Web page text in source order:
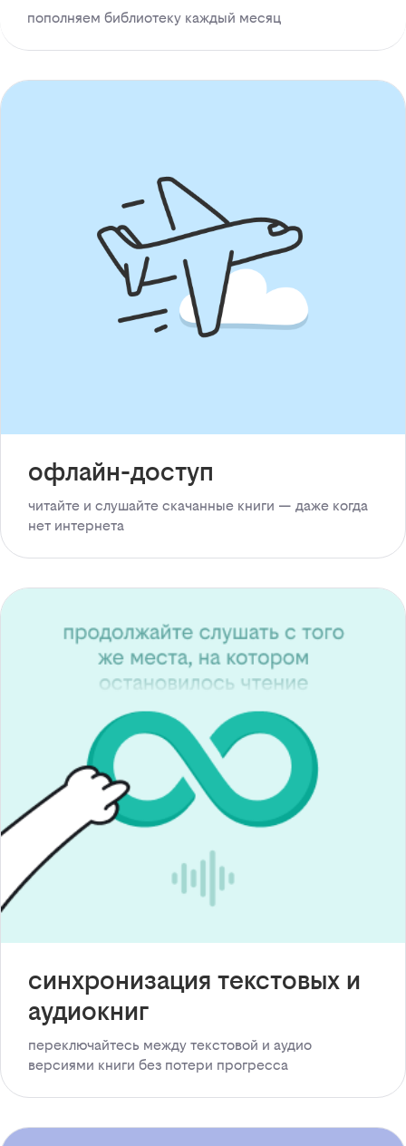
пополняем библиотеку каждый месяц
офлайн-доступ
читайте и слушайте скачанные книги — даже когда
нет интернета
синхронизация текстовых и
аудиокниг
переключайтесь между текстовой и аудио
версиями книги без потери прогресса